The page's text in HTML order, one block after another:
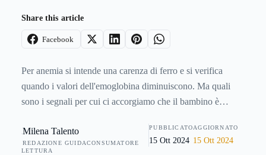
Share this article
Facebook
Per anemia si intende una carenza di ferro e si verifica
quando i valori dell'emoglobina diminuiscono. Ma quali
sono i segnali per cui ci accorgiamo che il bambino è
viso, anche se non sempre è così. E' più opportuno
controllare le mucose interne delle labbra e le palpebre
Milena Talento
REDAZIONE GUIDACONSUMATORE
PUBBLICATO
15 Ott 2024
AGGIORNATO
15 Ott 2024
LETTURA